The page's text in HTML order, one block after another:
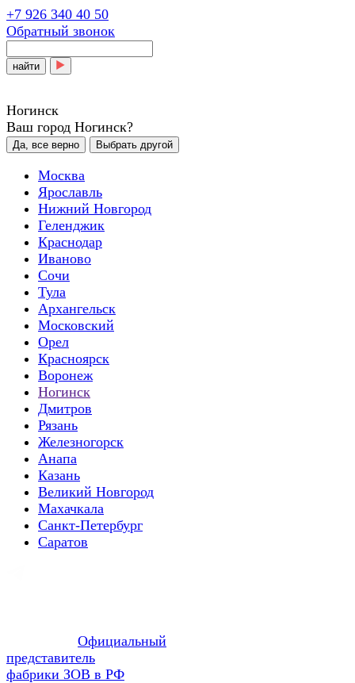
+7 926 340 40 50
Обратный звонок
найти
Ногинск
Ваш город Ногинск?
Да, все верно Выбрать другой
Москва
Ярославль
Нижний Новгород
Геленджик
Краснодар
Иваново
Сочи
Тула
Архангельск
Московский
Орел
Красноярск
Воронеж
Ногинск
Дмитров
Рязань
Железногорск
Анапа
Казань
Великий Новгород
Махачкала
Санкт-Петербург
Саратов
Официальный
представитель
фабрики ЗОВ в РФ